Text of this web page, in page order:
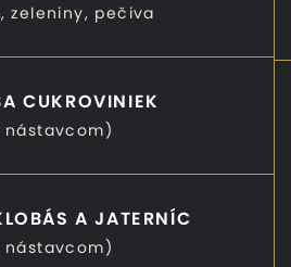
zeleniny, pečiva
CUKROVINIEK
nástavcom)
A JATERNÍC
nástavcom)